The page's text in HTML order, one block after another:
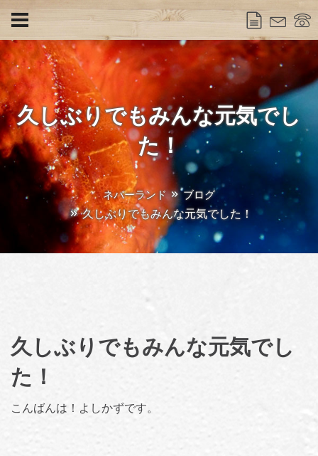
久しぶりでもみんな元気でし
た！
ネバーランド ブログ
久しぶりでもみんな元気でした！
久しぶりでもみんな元気でし
た！
こんばんは！よしかずです。